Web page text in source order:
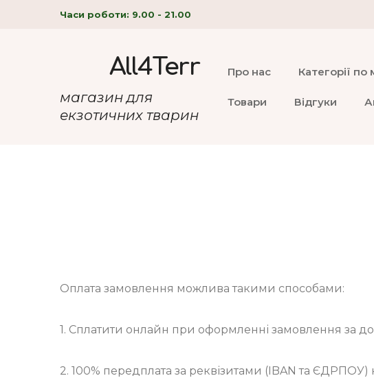
Часи роботи: 9.00 - 21.00
All4Terr
магазин для
екзотичних тварин
Про нас Категорії
Товари Відгуки
Оплата замовлення можлива такими способами:
1. Сплатити онлайн при оформленні замовлення за
2. 100% передплата за реквізитами (IBAN та